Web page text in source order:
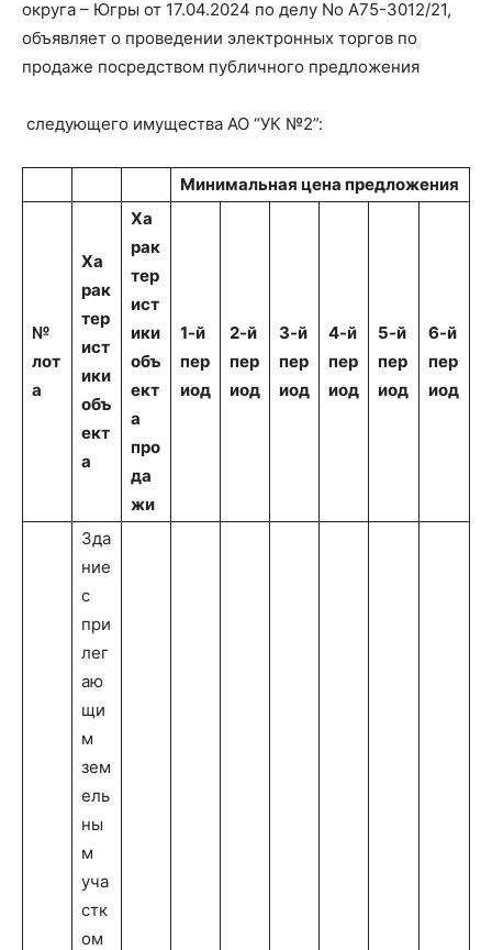
округа – Югры от 17.04.2024 по делу No А75-3012/21,
объявляет о проведении электронных торгов по
продаже посредством публичного предложения
следующего имущества АО “УК №2”:
Минимальная цена предложения
№
лот
а
Ха
рак
тер
ист
ики
объ
ект
а
Ха
рак
тер
ист
ики
объ
ект
а
про
да
жи
1-й
пер
иод
2-й
пер
иод
3-й
пер
иод
4-й
пер
иод
5-й
пер
иод
6-й
пер
иод
Зда
ние
с
при
лег
аю
щи
м
зем
ель
ны
м
уча
стк
ом